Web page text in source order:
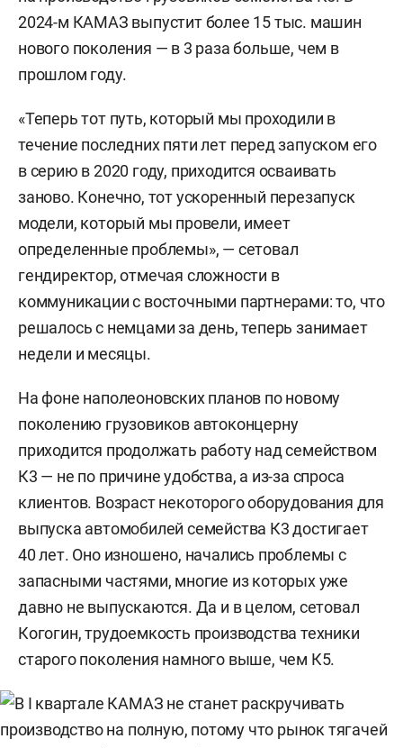
2024-м КАМАЗ выпустит более 15 тыс. машин
нового поколения — в 3 раза больше, чем в
прошлом году.
«Теперь тот путь, который мы проходили в
течение последних пяти лет перед запуском его
в серию в 2020 году, приходится осваивать
заново. Конечно, тот ускоренный перезапуск
модели, который мы провели, имеет
определенные проблемы», — сетовал
гендиректор, отмечая сложности в
коммуникации с восточными партнерами: то, что
решалось с немцами за день, теперь занимает
недели и месяцы.
На фоне наполеоновских планов по новому
поколению грузовиков автоконцерну
приходится продолжать работу над семейством
К3 — не по причине удобства, а из-за спроса
клиентов. Возраст некоторого оборудования для
выпуска автомобилей семейства К3 достигает
40 лет. Оно изношено, начались проблемы с
запасными частями, многие из которых уже
давно не выпускаются. Да и в целом, сетовал
Когогин, трудоемкость производства техники
старого поколения намного выше, чем К5.